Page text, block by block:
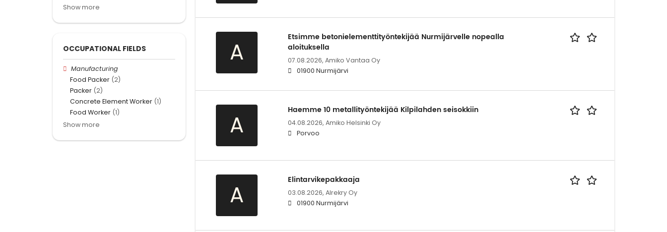
A
Etsimme betonielementtityöntekijää Nurmijärvelle nopealla
aloituksella
07.08.2026, Amiko Vantaa Oy
01900 Nurmijärvi
A
Haemme 10 metallityöntekijää Kilpilahden seisokkiin
04.08.2026, Amiko Helsinki Oy
Porvoo
A
Elintarvikepakkaaja
03.08.2026, Alrekry Oy
01900 Nurmijärvi
Show more
OCCUPATIONAL FIELDS
Manufacturing
Food Packer (2)
Packer (2)
Concrete Element Worker (1)
Food Worker (1)
Show more